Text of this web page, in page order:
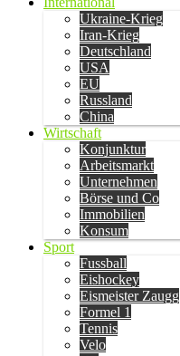
Ukraine-Krieg
Iran-Krieg
Deutschland
USA
EU
Russland
China
Wirtschaft
Konjunktur
Arbeitsmarkt
Unternehmen
Börse und Co
Immobilien
Konsum
Sport
Fussball
Eishockey
Eismeister Zaugg
Formel 1
Tennis
Velo